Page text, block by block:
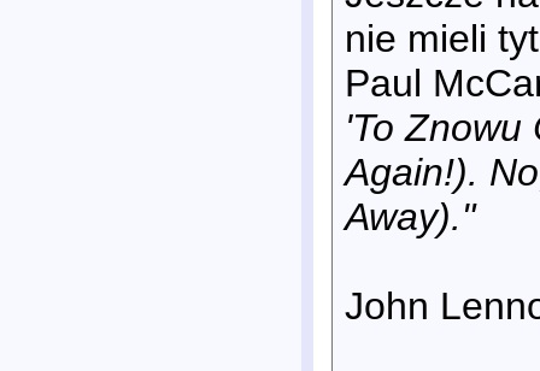
nie mieli
Paul
'To Znowu
Again!).
Away)."
John